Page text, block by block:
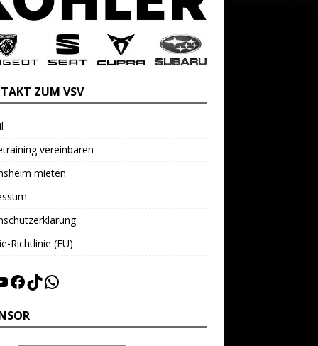
ZUM VSV
vereinbaren
mieten
Richtlinie (EU)